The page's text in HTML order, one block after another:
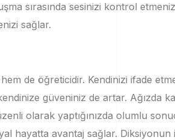
sırasında sesinizi kontrol
sağlar.
de öğreticidir. Kendinizi ifade
güveniniz de artar. Ağızda
olarak yaptığınızda olumlu
hayatta avantaj sağlar. Diksiyonun